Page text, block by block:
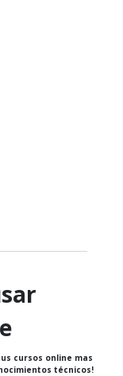
cursos online mas
técnicos!